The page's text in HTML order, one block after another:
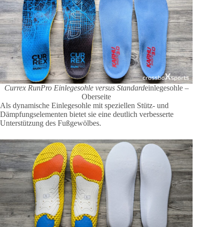
Currex RunPro Einlegesohle versus Standardeinlegesohle –
Oberseite
Als dynamische Einlegesohle mit speziellen Stütz- und
Dämpfungselementen bietet sie eine deutlich verbesserte
Unterstützung des Fußgewölbes.